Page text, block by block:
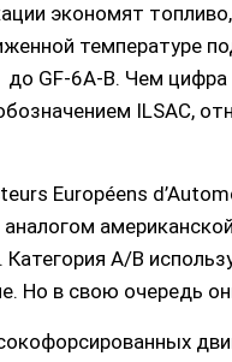
экономят
температуре
до GF-6А-В. Чем
ILSAC,
Européens
Категория А/В
Но в свою очередь